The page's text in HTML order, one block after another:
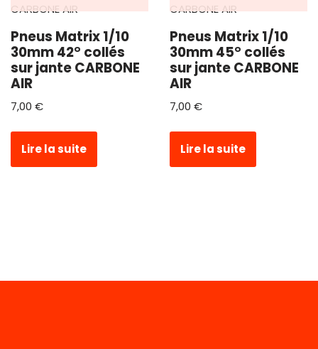
Pneus Matrix 1/10
30mm 42° collés
sur jante CARBONE
AIR
7,00 €
Lire la suite
Pneus Matrix 1/10
30mm 45° collés
sur jante CARBONE
AIR
7,00 €
Lire la suite